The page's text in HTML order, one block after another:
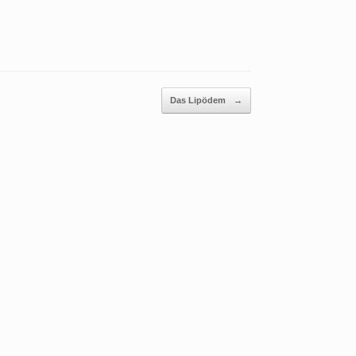
Das Lipödem →